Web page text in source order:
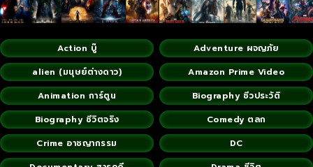
Action บู๊
Adventure ผจญภัย
alien (มนุษย์ต่างดาว)
Amazon Prime Video
Animation การ์ตูน
Biography ชีวประวัติ
Biography ชีวิตจริง
Comedy ตลก
Crime อาชญากรรม
DC